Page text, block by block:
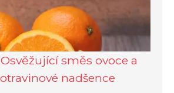
směs ovoce a
nadšence